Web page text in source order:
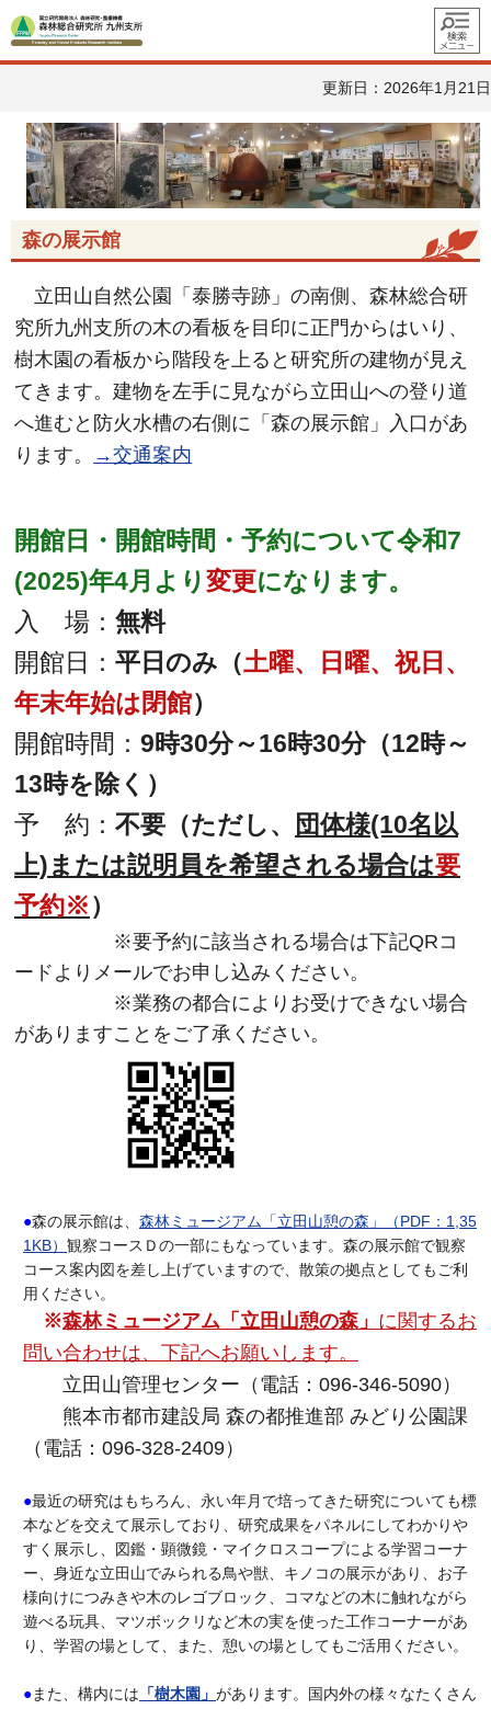
メニュ
ー
更新日：2026年1月21日
森の展示館
立田山自然公園「泰勝寺跡」の南側、森林総合研
究所九州支所の木の看板を目印に正門からはいり、
樹木園の看板から階段を上ると研究所の建物が見え
てきます。建物を左手に見ながら立田山への登り道
へ進むと防火水槽の右側に「森の展示館」入口があ
ります。
→交通案内
開館日・開館時間・予約について令和7
(2025)年4月より変更になります。
入 場： 無料
開館日： 平日のみ（土曜、日曜、祝日、
年末年始は閉館）
開館時間： 9時30分～16時30分（12時～
13時を除く）
予 約： 不要（ただし、
団体様(10名以
上)または説明員を希望される場合は要
予約※）
※要予約に該当される場合は下記QRコ
ードよりメールでお申し込みください。
※業務の都合によりお受けできない場合
がありますことをご了承ください。
●森の展示館は、 森林ミュージアム「立田山憩の森」（PDF：1,35
1KB） 観察コースＤの一部にもなっています。森の展示館で観察
コース案内図を差し上げていますので、散策の拠点としてもご利
用ください。
※森林ミュージアム「立田山憩の森」 に関するお
問い合わせは、下記へお願いします。
立田山管理センター（電話：096-346-5090）
熊本市都市建設局 森の都推進部 みどり公園課
（電話：096-328-2409）
●最近の研究はもちろん、永い年月で培ってきた研究についても標
本などを交えて展示しており、研究成果をパネルにしてわかりや
すく展示し、図鑑・顕微鏡・マイクロスコープによる学習コーナ
ー、身近な立田山でみられる鳥や獣、キノコの展示があり、お子
様向けにつみきや木のレゴブロック、コマなどの木に触れながら
遊べる玩具、マツボックリなど木の実を使った工作コーナーがあ
り、学習の場として、また、憩いの場としてもご活用ください。
●また、構内には 「樹木園」 があります。国内外の様々なたくさん